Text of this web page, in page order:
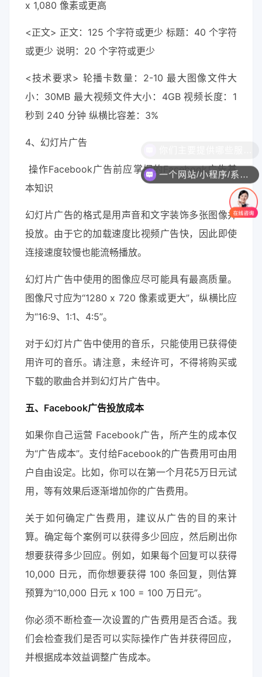
x 1,080 像素或更高
<正文> 正文：125 个字符或更少 标题：40 个字符
或更少 说明：20 个字符或更少
<技术要求> 轮播卡数量：2-10 最大图像文件大
小：30MB 最大视频文件大小：4GB 视频长度：1
秒到 240 分钟 纵横比容差：3%
4、幻灯片广告
操作Facebook广告前应掌握的Facebook广告基
本知识
幻灯片广告的格式是用声音和文字装饰多张图像并
投放。由于它的加载速度比视频广告快，因此即使
连接速度较慢也能流畅播放。
幻灯片广告中使用的图像应尽可能具有最高质量。
图像尺寸应为“1280 x 720 像素或更大”，纵横比应
为“16:9、1:1、4:5”。
对于幻灯片广告中使用的音乐，只能使用已获得使
用许可的音乐。请注意，未经许可，不得将购买或
下载的歌曲合并到幻灯片广告中。
五、Facebook广告投放成本
如果你自己运营 Facebook广告，所产生的成本仅
为“广告成本”。支付给Facebook的广告费用可由用
户自由设定。比如，你可以在第一个月花5万日元试
用，等有效果后逐渐增加你的广告费用。
关于如何确定广告费用，建议从广告的目的来计
算。确定每个案例可以获得多少回应，然后刷出你
想要获得多少回应。例如，如果每个回复可以获得
10,000 日元，而你想要获得 100 条回复，则估算
预算为“10,000 日元 x 100 = 100 万日元”。
你必须不断检查一次设置的广告费用是否合适。我
们会检查我们是否可以实际操作广告并获得回应，
并根据成本效益调整广告成本。